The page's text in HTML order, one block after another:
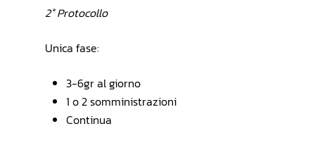
2° Protocollo
Unica fase:
3-6gr al giorno
1 o 2 somministrazioni
Continua